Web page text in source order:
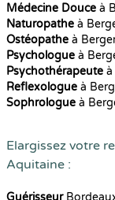
Médecine Douce à
Naturopathe à
Ostéopathe à
Psychologue à
Psychothérapeute à
Reflexologue à
Sophrologue à
Elargissez votre
Aquitaine :
Guérisseur